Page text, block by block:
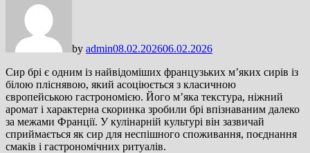
by admin08.02.202606.02.2026
Сир брі є одним із найвідоміших французьких м’яких сирів із
білою пліснявою, який асоціюється з класичною
європейською гастрономією. Його м’яка текстура, ніжний
аромат і характерна скоринка зробили брі впізнаваним далеко
за межами Франції. У кулінарній культурі він зазвичай
сприймається як сир для неспішного споживання, поєднання
смаків і гастрономічних ритуалів.